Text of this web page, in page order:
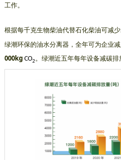
工作。
根据每千克生物柴油代替石化柴油可减
绿潮环保的油水分离器，全年可为企业
000kg CO2。绿潮近五年每年设备减碳排